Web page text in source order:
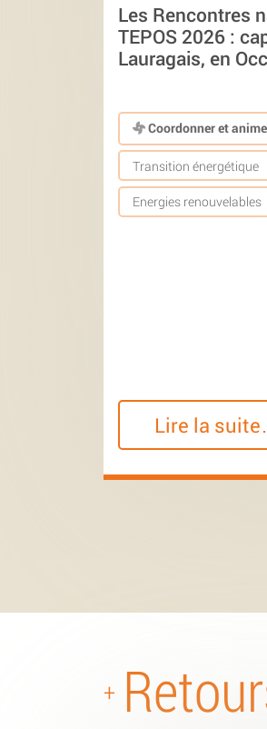
Les Rencontres
TEPOS 2026 :
Lauragais, en
Coordonner et
Transition énergétique
Energies renouvelables
Lire la
+